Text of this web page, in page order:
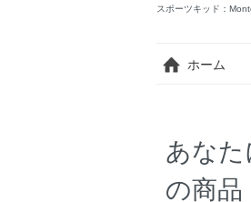
スポーツキッド：
ホーム
あなた
の商品